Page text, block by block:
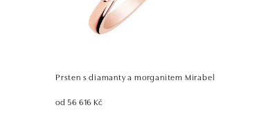
Prsten s diamanty a morganitem Mirabel
od 56 616 Kč